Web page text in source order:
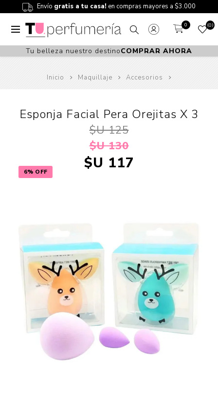
Envío gratis a tu casa! en compras mayores a $3.000
0 0
Tu belleza nuestro destinoCOMPRAR AHORA
Inicio Maquillaje Accesorios
6% OFF
Esponja Facial Pera Orejitas X 3
$U 125
$U 130
$U 117